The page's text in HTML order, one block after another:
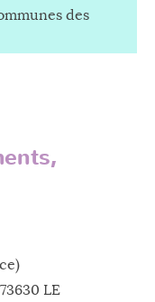
des
LE